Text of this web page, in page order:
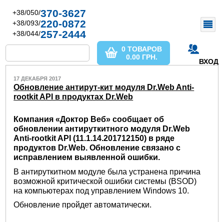
+38/050/370-3627
+38/093/220-0872
+38/044/257-2444
ВХОД
0 ТОВАРОВ
0.00 ГРН.
17 ДЕКАБРЯ 2017
Обновление антирут-кит модуля Dr.Web Anti-
rootkit API в продуктах Dr.Web
Компания «Доктор Веб» сообщает об
обновлении антируткитного модуля Dr.Web
Anti-rootkit API (11.1.14.201712150) в ряде
продуктов Dr.Web. Обновление связано с
исправлением выявленной ошибки.
В антируткитном модуле была устранена причина
возможной критической ошибки системы (BSOD)
на компьютерах под управлением Windows 10.
Обновление пройдет автоматически.